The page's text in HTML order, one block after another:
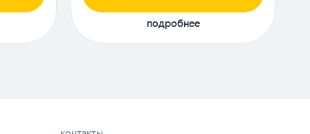
подробнее